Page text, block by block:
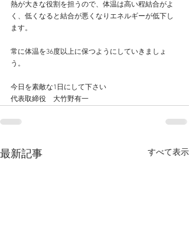
熱が大きな役割を担うので、体温は高い程結合がよ
く、低くなると結合が悪くなりエネルギーが低下し
ます。
常に体温を36度以上に保つようにしていきましょ
う。
今日を素敵な1日にして下さい
代表取締役　大竹野有一
最新記事 すべて表示